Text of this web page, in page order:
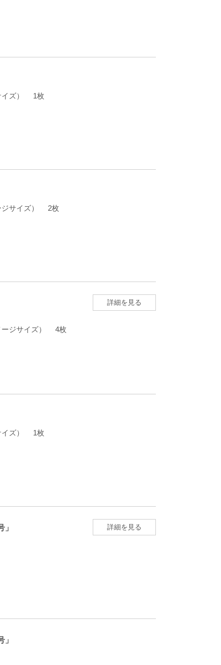
イズ） 1枚
ジサイズ） 2枚
ージサイズ） 4枚
詳細を見る
イズ） 1枚
詳細を見る